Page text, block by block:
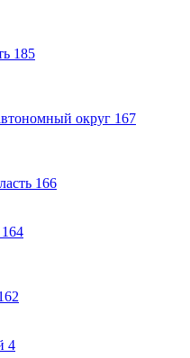
185
округ 167
166
164
4